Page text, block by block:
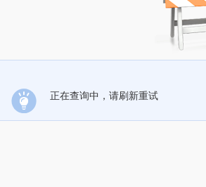
正在查询中，请刷新重试